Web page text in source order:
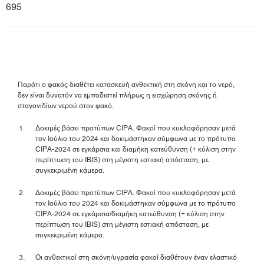
695
Παρότι ο φακός διαθέτει κατασκευή ανθεκτική στη σκόνη και το νερό,
δεν είναι δυνατόν να εμποδιστεί πλήρως η εισχώρηση σκόνης ή
σταγονιδίων νερού στον φακό.
Δοκιμές βάσει προτύπων CIPA. Φακοί που κυκλοφόρησαν μετά
τον Ιούλιο του 2024 και δοκιμάστηκαν σύμφωνα με το πρότυπο
CIPA-2024 σε εγκάρσια και διαμήκη κατεύθυνση (+ κύλιση στην
περίπτωση του IBIS) στη μέγιστη εστιακή απόσταση, με
συγκεκριμένη κάμερα.
Δοκιμές βάσει προτύπων CIPA. Φακοί που κυκλοφόρησαν μετά
τον Ιούλιο του 2024 και δοκιμάστηκαν σύμφωνα με το πρότυπο
CIPA-2024 σε εγκάρσια/διαμήκη κατεύθυνση (+ κύλιση στην
περίπτωση του IBIS) στη μέγιστη εστιακή απόσταση, με
συγκεκριμένη κάμερα.
Οι ανθεκτικοί στη σκόνη/υγρασία φακοί διαθέτουν έναν ελαστικό